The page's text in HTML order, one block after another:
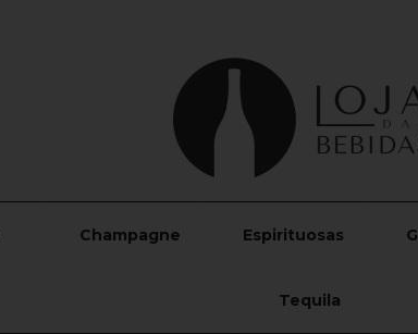
Champagne Espirituosas
Tequila